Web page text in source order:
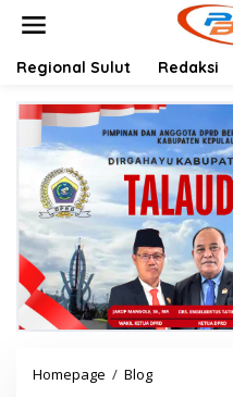
Regional Sulut Redaksi
Homepage / BlogHarley